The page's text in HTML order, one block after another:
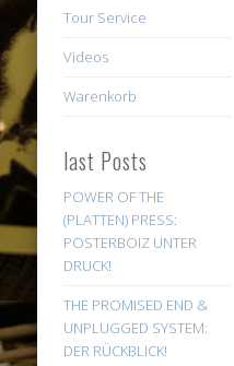
Tour Service
Videos
Warenkorb
last Posts
POWER OF THE
(PLATTEN) PRESS:
POSTERBOIZ UNTER
DRUCK!
THE PROMISED END &
UNPLUGGED SYSTEM:
DER RÜCKBLICK!